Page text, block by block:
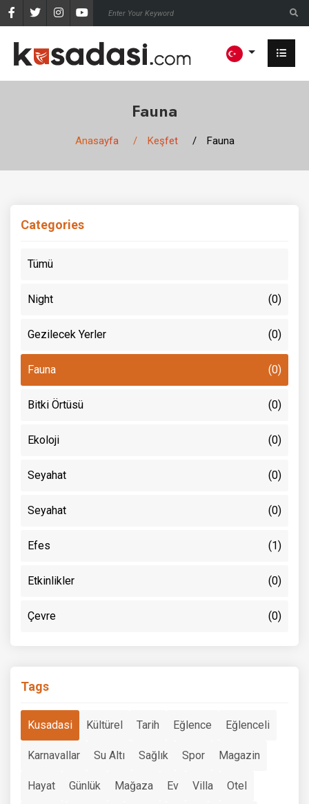
Fauna
Anasayfa Keşfet Fauna
Categories
Tümü
Night (0)
Gezilecek Yerler (0)
Fauna (0)
Bitki Örtüsü (0)
Ekoloji (0)
Seyahat (0)
Seyahat (0)
Efes (1)
Etkinlikler (0)
Çevre (0)
Tags
Kusadasi Kültürel Tarih Eğlence Eğlenceli
Karnavallar Su Altı Sağlık Spor Magazin
Hayat Günlük Mağaza Ev Villa Otel